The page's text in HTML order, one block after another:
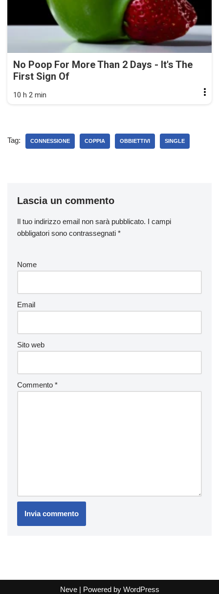
No Poop For More Than 2 Days - It's The
First Sign Of
10 h 2 min
Tag: CONNESSIONE COPPIA OBBIETTIVI SINGLE
Lascia un commento
Il tuo indirizzo email non sarà pubblicato. I campi
obbligatori sono contrassegnati *
Nome
Email
Sito web
Commento *
Neve| Powered by WordPress